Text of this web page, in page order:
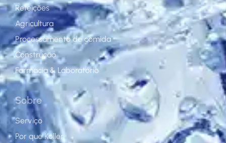
Refeições
Agricultura
Processamento de comida
Construção
Farmacia & Laboratório
Sobre
Serviço
Por que Koller